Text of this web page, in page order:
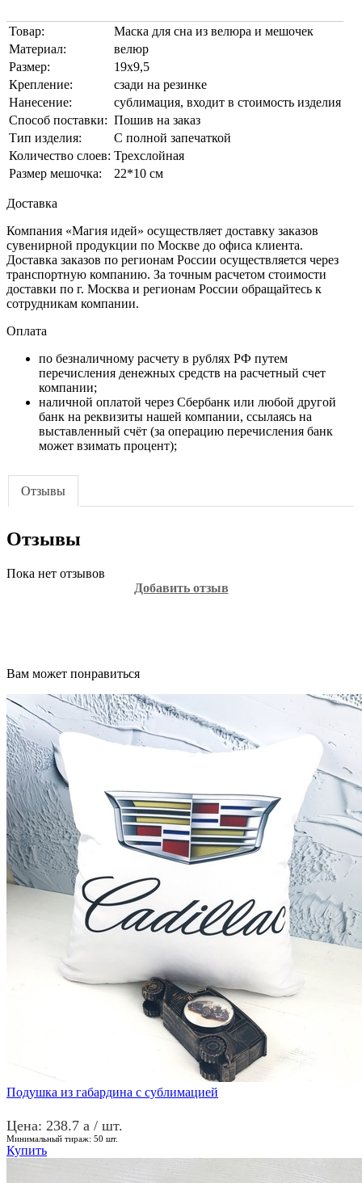
Товар:
Маска для сна из велюра и мешочек
Материал:
велюр
Размер:
19х9,5
Крепление:
сзади на резинке
Нанесение:
сублимация, входит в стоимость изделия
Способ поставки: Пошив на заказ
Тип изделия:
С полной запечаткой
Количество слоев: Трехслойная
Размер мешочка:
22*10 см
Доставка
Компания «Магия идей» осуществляет доставку заказов
сувенирной продукции по Москве до офиса клиента.
Доставка заказов по регионам России осуществляется через
транспортную компанию. За точным расчетом стоимости
доставки по г. Москва и регионам России обращайтесь к
сотрудникам компании.
Оплата
по безналичному расчету в рублях РФ путем
перечисления денежных средств на расчетный счет
компании;
наличной оплатой через Сбербанк или любой другой
банк на реквизиты нашей компании, ссылаясь на
выставленный счёт (за операцию перечисления банк
может взимать процент);
Отзывы
Отзывы
Пока нет отзывов
Добавить отзыв
Вам может понравиться
Подушка из габардина с сублимацией
Цена: 238.7 a / шт.
Минимальный тираж: 50 шт.
Купить